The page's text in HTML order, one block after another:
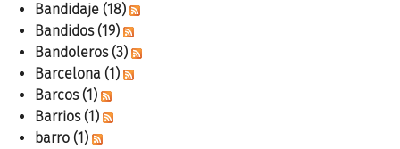
Bandidaje (18)
Bandidos (19)
Bandoleros (3)
Barcelona (1)
Barcos (1)
Barrios (1)
barro (1)